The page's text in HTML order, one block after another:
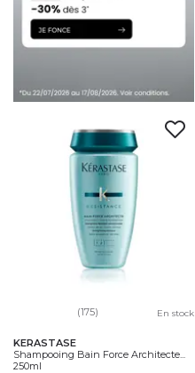
(175) En stock
KERASTASE
Shampooing Bain Force Architecte...
250ml